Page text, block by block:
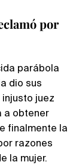
por
parábola
dio sus
juez
a obtener
finalmente la
razones
la mujer.